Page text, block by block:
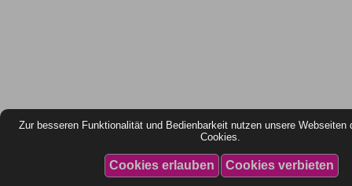
Zur besseren Funktionalität und Bedienbarkeit nutzen unsere Webseiten
Cookies.